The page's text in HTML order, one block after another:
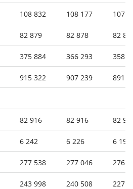
108 832 108 177 107
82 879 82 878 82
375 884 366 293 358
915 322 907 239 891
82 916 82 916 82
6 242 6 226 6 197
277 538 277 046 276
243 998 240 508 227